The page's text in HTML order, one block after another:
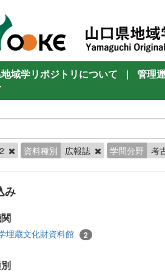
域学リポジトリについて |
管理
2 資料種別 広報誌 学問分野 考
み
埋蔵文化財資料館 2